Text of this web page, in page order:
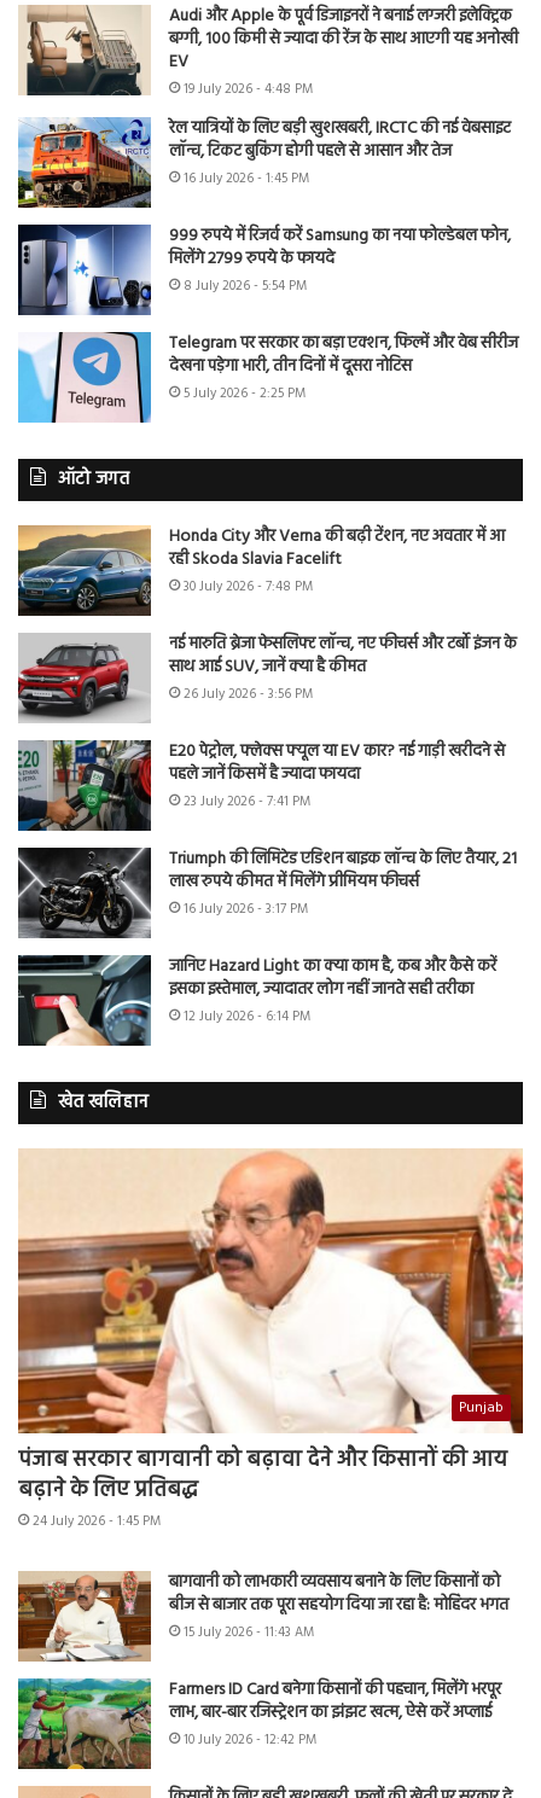
Audi और Apple के पूर्व डिजाइनरों ने बनाई लग्जरी इलेक्ट्रिक
बग्गी, 100 किमी से ज्यादा की रेंज के साथ आएगी यह अनोखी
EV
19 July 2026 - 4:48 PM
रेल यात्रियों के लिए बड़ी खुशखबरी, IRCTC की नई वेबसाइट
लॉन्च, टिकट बुकिंग होगी पहले से आसान और तेज
16 July 2026 - 1:45 PM
999 रुपये में रिजर्व करें Samsung का नया फोल्डेबल फोन,
मिलेंगे 2799 रुपये के फायदे
8 July 2026 - 5:54 PM
Telegram पर सरकार का बड़ा एक्शन, फिल्में और वेब सीरीज
देखना पड़ेगा भारी, तीन दिनों में दूसरा नोटिस
5 July 2026 - 2:25 PM
ऑटो जगत
Honda City और Verna की बढ़ी टेंशन, नए अवतार में आ
रही Skoda Slavia Facelift
30 July 2026 - 7:48 PM
नई मारुति ब्रेजा फेसलिफ्ट लॉन्च, नए फीचर्स और टर्बो इंजन के
साथ आई SUV, जानें क्या है कीमत
26 July 2026 - 3:56 PM
E20 पेट्रोल, फ्लेक्स फ्यूल या EV कार? नई गाड़ी खरीदने से
पहले जानें किसमें है ज्यादा फायदा
23 July 2026 - 7:41 PM
Triumph की लिमिटेड एडिशन बाइक लॉन्च के लिए तैयार, 21
लाख रुपये कीमत में मिलेंगे प्रीमियम फीचर्स
16 July 2026 - 3:17 PM
जानिए Hazard Light का क्या काम है, कब और कैसे करें
इसका इस्तेमाल, ज्यादातर लोग नहीं जानते सही तरीका
12 July 2026 - 6:14 PM
खेत खलिहान
Punjab
पंजाब सरकार बागवानी को बढ़ावा देने और किसानों की आय
बढ़ाने के लिए प्रतिबद्ध
24 July 2026 - 1:45 PM
बागवानी को लाभकारी व्यवसाय बनाने के लिए किसानों को
बीज से बाजार तक पूरा सहयोग दिया जा रहा है: मोहिंदर भगत
15 July 2026 - 11:43 AM
Farmers ID Card बनेगा किसानों की पहचान, मिलेंगे भरपूर
लाभ, बार-बार रजिस्ट्रेशन का झंझट खत्म, ऐसे करें अप्लाई
10 July 2026 - 12:42 PM